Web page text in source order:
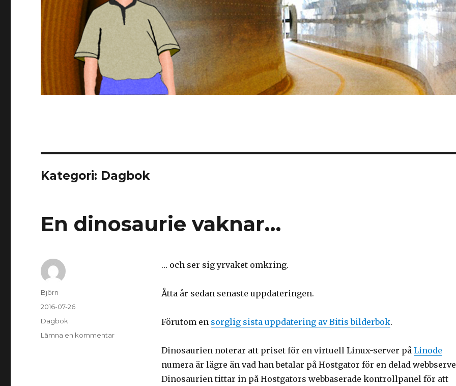
Kategori: Dagbok
En dinosaurie vaknar…
… och ser sig yrvaket omkring.
Åtta år sedan senaste uppdateringen.
Förutom en sorglig sista uppdatering av Bitis bilderbok.
Dinosaurien noterar att priset för en virtuell Linux-server på Linode
numera är lägre än vad han betalar på Hostgator för en delad
Dinosaurien tittar in på Hostgators webbaserade kontrollpanel för att
Författare
Björn
Postat
2016-07-26
Kategorier
Dagbok
Lämna en kommentar